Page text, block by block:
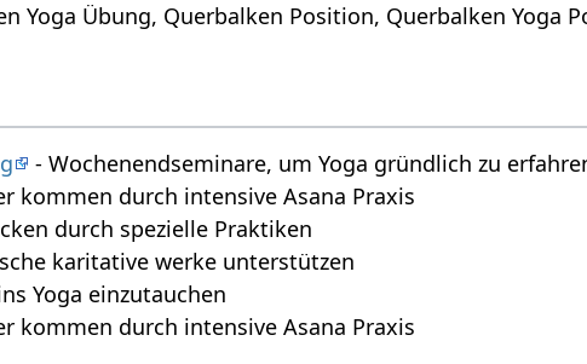
Yoga Übung, Querbalken Position, Querbalken Yoga
- Wochenendseminare, um Yoga gründlich zu
kommen durch intensive Asana Praxis
durch spezielle Praktiken
karitative werke unterstützen
Yoga einzutauchen
kommen durch intensive Asana Praxis